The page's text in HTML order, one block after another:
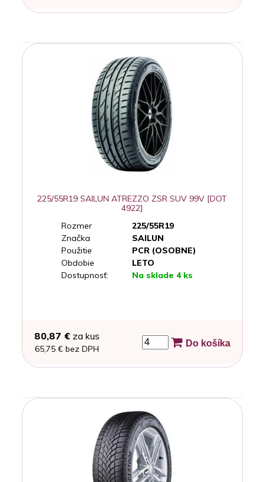
225/55R19 SAILUN ATREZZO ZSR SUV 99V [DOT
4922]
Rozmer
225/55R19
Značka
SAILUN
Použitie
PCR (OSOBNE)
Obdobie
LETO
Dostupnosť:
Na sklade 4 ks
80,87 €za kus
65,75 € bez DPH
Do košíka